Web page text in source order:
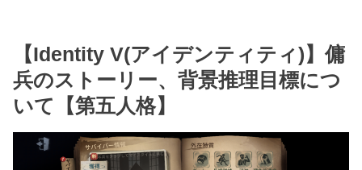
【Identity V(アイデンティティ)】傭
兵のストーリー、背景推理目標につ
いて【第五人格】